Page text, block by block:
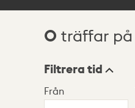
Sökresultat
0 träffar på
Visningsläge
Filtrera tid
Från